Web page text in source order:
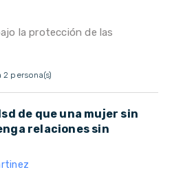
la protección de las
2 persona(s)
de que una mujer sin
relaciones sin